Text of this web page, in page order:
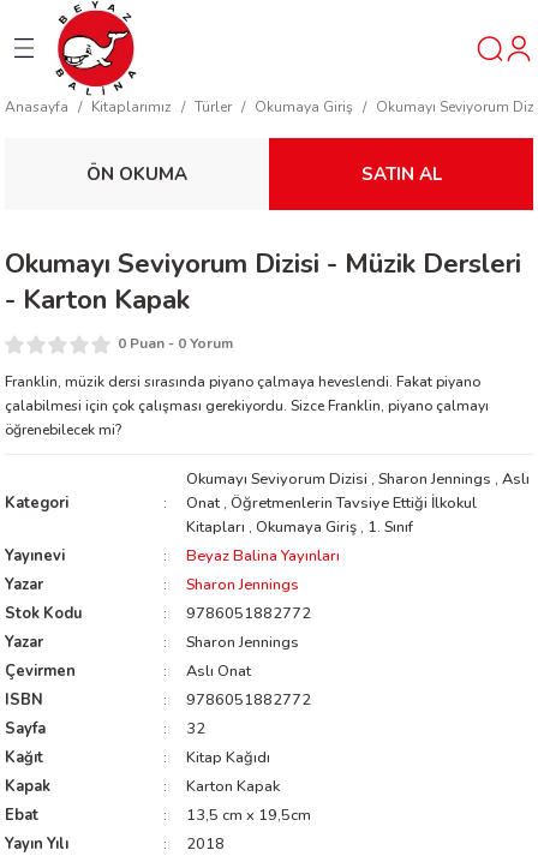
Anasayfa Kitaplarımız Türler Okumaya Giriş Okumayı Seviyorum
ÖN OKUMA SATIN AL
Okumayı Seviyorum Dizisi - Müzik Dersleri
- Karton Kapak
0 Puan - 0 Yorum
Franklin, müzik dersi sırasında piyano çalmaya heveslendi. Fakat piyano
çalabilmesi için çok çalışması gerekiyordu. Sizce Franklin, piyano çalmayı
öğrenebilecek mi?
Kategori
Okumayı Seviyorum Dizisi , Sharon Jennings , Aslı
Onat , Öğretmenlerin Tavsiye Ettiği İlkokul
Kitapları , Okumaya Giriş , 1. Sınıf
Yayınevi
Beyaz Balina Yayınları
Yazar
Sharon Jennings
Stok Kodu
9786051882772
Yazar
Sharon Jennings
Çevirmen
Aslı Onat
ISBN
9786051882772
Sayfa
32
Kağıt
Kitap Kağıdı
Kapak
Karton Kapak
Ebat
13,5 cm x 19,5cm
Yayın Yılı
2018